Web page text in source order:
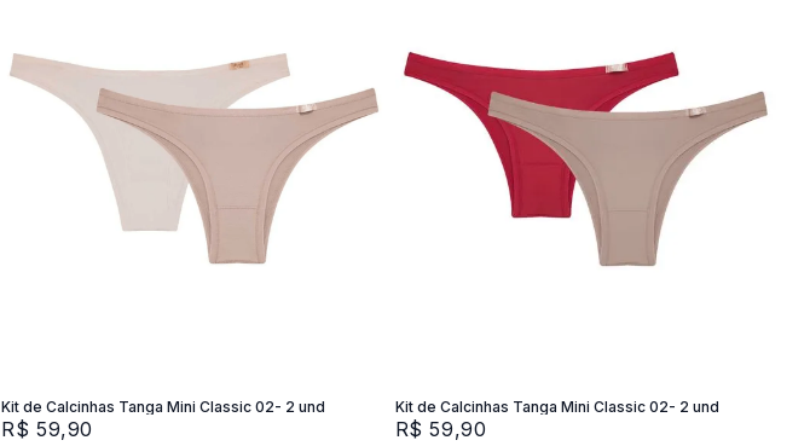
Kit de Calcinhas Tanga Mini Classic 02- 2 und
R$ 59,90
Kit de Calcinhas Tanga Mini Classic 02- 2 und
R$ 59,90